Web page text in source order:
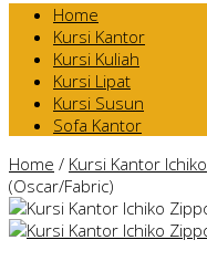
Home
Kursi Kantor
Kursi Kuliah
Kursi Lipat
Kursi Susun
Sofa Kantor
Home / Kursi Kantor Ichiko
(Oscar/Fabric)